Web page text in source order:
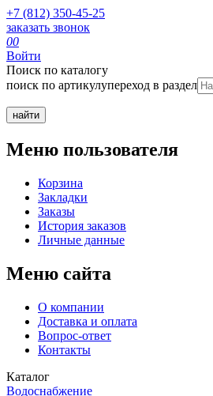
+7 (812) 350-45-25
заказать звонок
00
Войти
Поиск по каталогу
поиск по артикулупереход в раздел
Меню пользователя
Корзина
Закладки
Заказы
История заказов
Личные данные
Меню сайта
О компании
Доставка и оплата
Вопрос-ответ
Контакты
Каталог
Водоснабжение